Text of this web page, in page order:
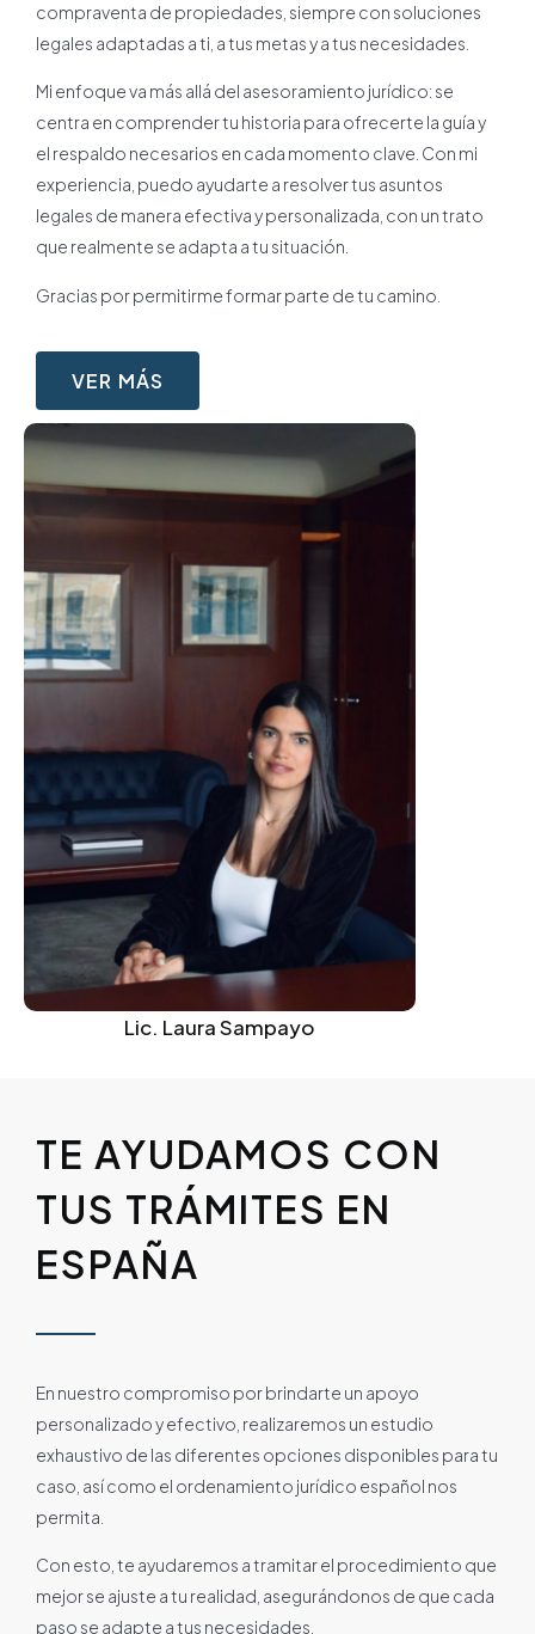
compraventa de propiedades, siempre con soluciones
legales adaptadas a ti, a tus metas y a tus necesidades.
Mi enfoque va más allá del asesoramiento jurídico: se
centra en comprender tu historia para ofrecerte la guía y
el respaldo necesarios en cada momento clave. Con mi
experiencia, puedo ayudarte a resolver tus asuntos
legales de manera efectiva y personalizada, con un trato
que realmente se adapta a tu situación.
Gracias por permitirme formar parte de tu camino.
VER MÁS
Lic. Laura Sampayo
TE AYUDAMOS CON
TUS TRÁMITES EN
ESPAÑA
En nuestro compromiso por brindarte un apoyo
personalizado y efectivo, realizaremos un estudio
exhaustivo de las diferentes opciones disponibles para tu
caso, así como el ordenamiento jurídico español nos
permita.
Con esto, te ayudaremos a tramitar el procedimiento que
mejor se ajuste a tu realidad, asegurándonos de que cada
paso se adapte a tus necesidades.